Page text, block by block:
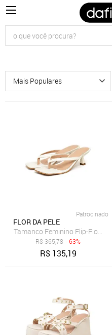
Patrocinado
FLOR DA PELE
Tamanco Feminino Flip-Flop
R$365,78 - 63%
R$ 135,19